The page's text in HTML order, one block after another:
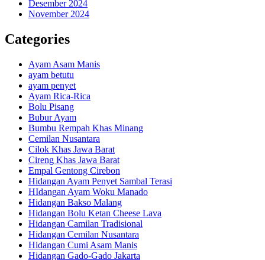
Desember 2024
November 2024
Categories
Ayam Asam Manis
ayam betutu
ayam penyet
Ayam Rica-Rica
Bolu Pisang
Bubur Ayam
Bumbu Rempah Khas Minang
Cemilan Nusantara
Cilok Khas Jawa Barat
Cireng Khas Jawa Barat
Empal Gentong Cirebon
Hidangan Ayam Penyet Sambal Terasi
HIdangan Ayam Woku Manado
Hidangan Bakso Malang
Hidangan Bolu Ketan Cheese Lava
Hidangan Camilan Tradisional
Hidangan Cemilan Nusantara
Hidangan Cumi Asam Manis
Hidangan Gado-Gado Jakarta